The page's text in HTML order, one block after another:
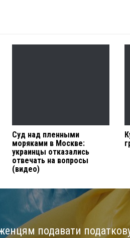
Суд над пленными
моряками в Москве:
украинцы отказались
отвечать на вопросы
(видео)
подавати